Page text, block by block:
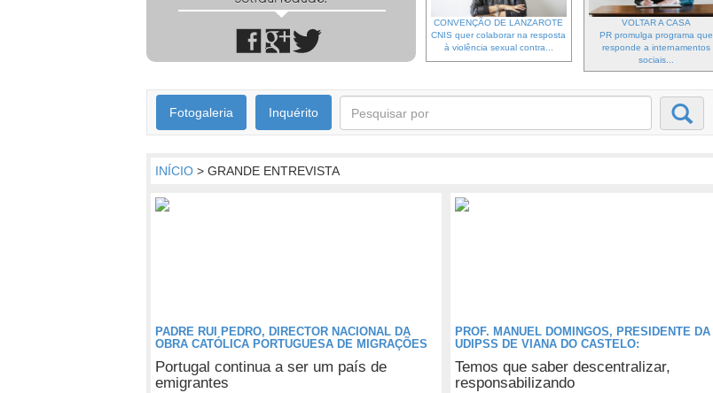
CONVENÇÃO DE LANZAROTE
CNIS quer colaborar na resposta
à violência sexual contra...
VOLTAR A CASA
PR promulga programa que
responde a internamentos
sociais...
Fotogaleria Inquérito
INÍCIO > GRANDE ENTREVISTA
PADRE RUI PEDRO, DIRECTOR NACIONAL DA
OBRA CATÓLICA PORTUGUESA DE MIGRAÇÕES
Portugal continua a ser um país de
emigrantes
PROF. MANUEL DOMINGOS, PRESIDENTE DA
UDIPSS DE VIANA DO CASTELO:
Temos que saber descentralizar,
responsabilizando